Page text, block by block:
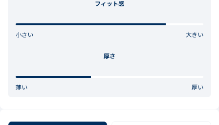
フィット感
小さい 大きい
厚さ
薄い 厚い